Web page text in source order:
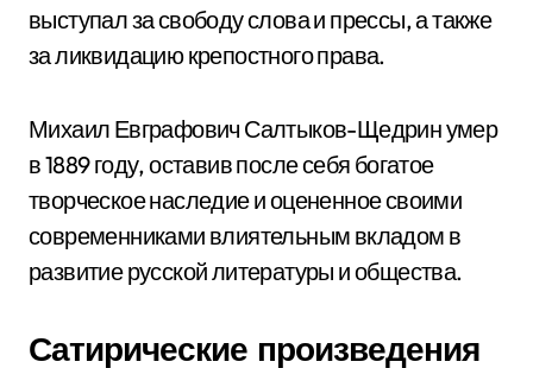
выступал за свободу слова и прессы, а также
за ликвидацию крепостного права.
Михаил Евграфович Салтыков-Щедрин умер
в 1889 году, оставив после себя богатое
творческое наследие и оцененное своими
современниками влиятельным вкладом в
развитие русской литературы и общества.
Сатирические произведения